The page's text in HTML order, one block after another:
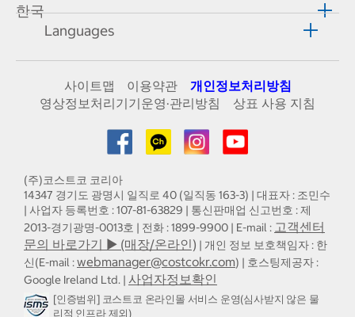
한국
Languages
사이트맵 이용약관
개인정보처리방침
영상정보처리기기운영·관리방침
상표 사용 지침
(주)코스트코 코리아
14347 경기도 광명시 일직로 40 (일직동 163-3) | 대표자 : 조민수
| 사업자 등록번호 : 107-81-63829 | 통신판매업 신고번호 : 제
2013-경기광명-0013호 | 전화 : 1899-9900 | E-mail : 고객센터
문의 바로가기 ▶ (매장/온라인) | 개인 정보 보호책임자 : 한
신(E-mail :webmanager@costcokr.com) | 호스팅제공자 :
Google Ireland Ltd. | 사업자정보확인
[인증범위] 코스트코 온라인몰 서비스 운영(심사받지 않은 물
리적 인프라 제외)